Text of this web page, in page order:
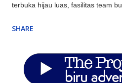
terbuka hijau luas, fasilitas team
penginapan resort atau villa untuk
alternatif di sekitar Jakarta
meningkatkan produktivitas, dan
SHARE